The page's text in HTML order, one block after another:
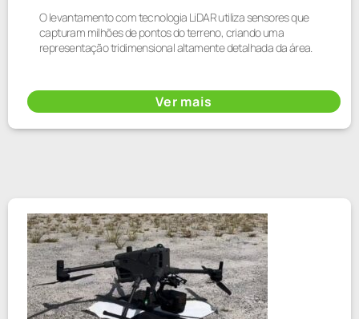
O levantamento com tecnologia LiDAR utiliza sensores que
capturam milhões de pontos do terreno, criando uma
representação tridimensional altamente detalhada da área.
Ver mais